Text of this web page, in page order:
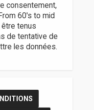
consentement,
60's to mid
être tenus
de tentative de
les données.